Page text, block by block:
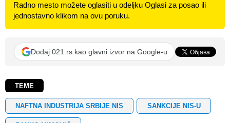
Radno mesto možete oglasiti u odeljku Oglasi za posao ili
jednostavno klikom na ovu poruku.
Dodaj 021.rs kao glavni izvor na Google-u
TEME
NAFTNA INDUSTRIJA SRBIJE NIS SANKCIJE NIS-U